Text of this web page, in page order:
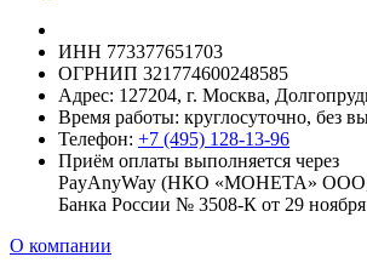
ИНН 773377651703
ОГРНИП 321774600248585
Адрес: 127204, г. Москва,
Время работы: круглосуточно, без
Телефон: +7 (495) 128-13-96
Приём оплаты выполняется через
PayAnyWay (НКО «МОНЕТА» ООО,
Банка России № 3508-К от 29 ноября
О компании